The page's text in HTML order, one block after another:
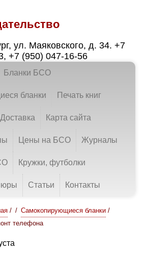
,ул. Маяковского, д. 34. +7
,+7 (950) 047-16-56
Бланки БСО
бланки Печать книг
Доставка Карта сайта
Цены на БСО Журналы
Кружки, футболки
Статьи Контакты
/ Самокопирующиеся бланки /
телефона